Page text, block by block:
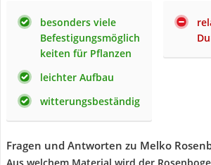
besonders viele
Befestigungsmöglich
keiten für Pflanzen
leichter Aufbau
witterungsbeständig
Fragen und Antworten zu Melko